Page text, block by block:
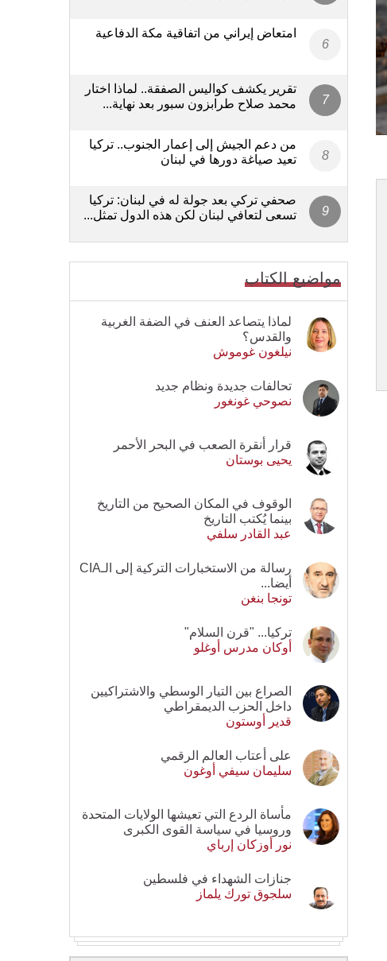
امتعاض إيراني من اتفاقية مكة الدفاعية
تقرير يكشف كواليس الصفقة.. لماذا اختار
محمد صلاح طرابزون سبور بعد نهاية...
من دعم الجيش إلى إعمار الجنوب.. تركيا
تعيد صياغة دورها في لبنان
صحفي تركي بعد جولة له في لبنان: تركيا
تسعى لتعافي لبنان لكن هذه الدول تمثل...
مواضيع الكتاب
لماذا يتصاعد العنف في الضفة الغربية
والقدس؟
نيلغون غوموش
تحالفات جديدة ونظام جديد
نصوحي غونغور
قرار أنقرة الصعب في البحر الأحمر
يحيى بوستان
الوقوف في المكان الصحيح من التاريخ
بينما يُكتب التاريخ
عبد القادر سلفي
رسالة من الاستخبارات التركية إلى الـCIA
أيضا...
تونجا بنغن
تركيا... "قرن السلام"
أوكان مدرس أوغلو
الصراع بين التيار الوسطي والاشتراكيين
داخل الحزب الديمقراطي
قدير أوستون
على أعتاب العالم الرقمي
سليمان سيفي أوغون
مأساة الردع التي تعيشها الولايات المتحدة
وروسيا في سياسة القوى الكبرى
نور أوزكان إرباي
جنازات الشهداء في فلسطين
سلجوق تورك يلماز